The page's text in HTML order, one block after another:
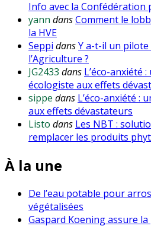
Info avec la Confédération
yann dansComment le
la HVE
Seppi dansY a-t-il un
l’Agriculture ?
JG2433 dans L’éco-anxiété
écologiste aux effets
sippe dans L’éco-anxiété :
aux effets dévastateurs
Listo dans Les NBT :
remplacer les produits
À la une
De l’eau potable pour
végétalisées
Gaspard Koening assure